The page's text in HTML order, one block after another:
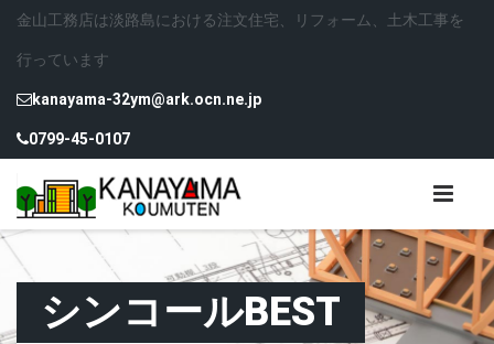
金山工務店は淡路島における注文住宅、リフォーム、土木工事を
行っています
kanayama-32ym@ark.ocn.ne.jp
0799-45-0107
シンコールBEST